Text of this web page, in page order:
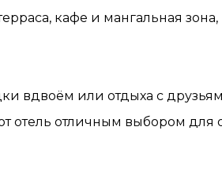
кафе и мангальная
вдвоём или отдыха с
отель отличным выбором для